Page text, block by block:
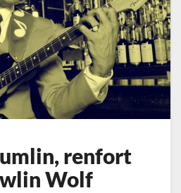
renfort
Wolf